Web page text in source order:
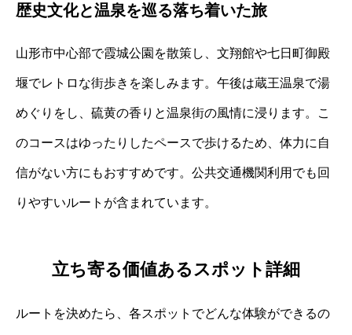
歴史文化と温泉を巡る落ち着いた旅
山形市中心部で霞城公園を散策し、文翔館や七日町御殿
堰でレトロな街歩きを楽しみます。午後は蔵王温泉で湯
めぐりをし、硫黄の香りと温泉街の風情に浸ります。こ
のコースはゆったりしたペースで歩けるため、体力に自
信がない方にもおすすめです。公共交通機関利用でも回
りやすいルートが含まれています。
立ち寄る価値あるスポット詳細
ルートを決めたら、各スポットでどんな体験ができるの